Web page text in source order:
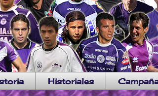
Historiales